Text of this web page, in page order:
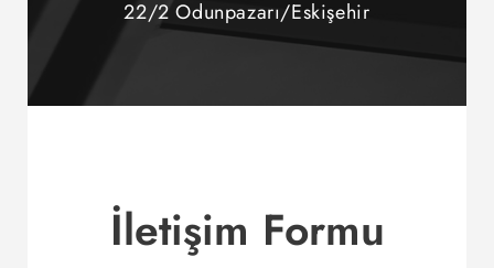
22/2 Odunpazarı/Eskişehir
İletişim Formu